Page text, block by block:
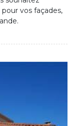
vos façades,